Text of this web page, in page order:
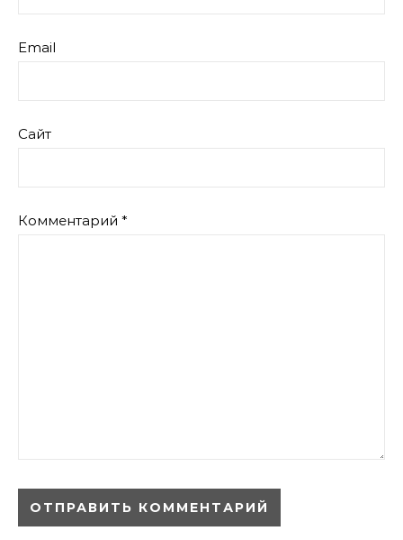
Email
Сайт
Комментарий *